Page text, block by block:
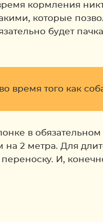
кормления
которые
будет
время того как
в
на 2 метра. Для
И,